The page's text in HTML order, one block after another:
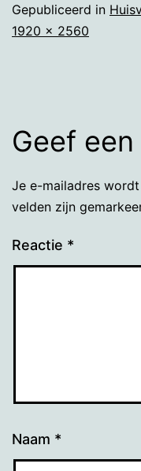
Gepubliceerd in
Volledige
1920 × 2560
Geef
Je e-mailadres
velden zijn
Reactie *
Naam *